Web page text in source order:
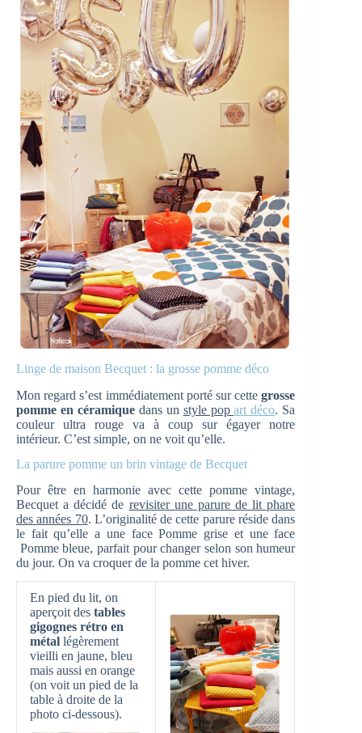
Linge de maison Becquet : la grosse pomme déco
Mon regard s’est immédiatement porté sur cettegrosse
pomme en céramiquedans un style popart déco. Sa
couleur ultra rouge va à coup sur égayer notre
intérieur. C’est simple, on ne voit qu’elle.
La parure pomme un brin vintage de Becquet
Pour être en harmonie avec cette pomme vintage,
Becquet a décidé de revisiter une parure de lit phare
des années 70. L’originalité de cette parure réside dans
le fait qu’elle a une face Pomme grise et une face
Pomme bleue, parfait pour changer selon son humeur
du jour. On va croquer de la pomme cet hiver.
En pied du lit, on
aperçoit des tables
gigognes rétro en
métal légèrement
vieilli en jaune, bleu
mais aussi en orange
(on voit un pied de la
table à droite de la
photo ci-dessous).